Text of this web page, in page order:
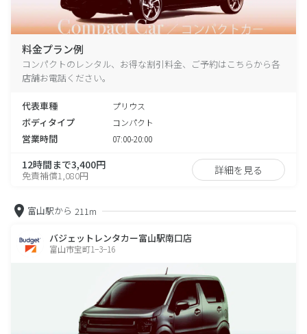
料金プラン例
コンパクトのレンタル、お得な割引料金、ご予約はこちらから各
店舗お電話ください。
代表車種 プリウス
ボディタイプ コンパクト
営業時間 07:00-20:00
12時間まで3,400円
免責補償1,080円 詳細を見る
富山駅から 211m
バジェットレンタカー富山駅南口店
富山市宝町1−3−16